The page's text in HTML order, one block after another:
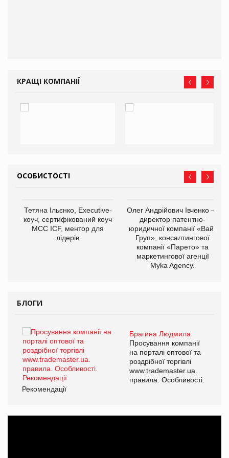
КРАЩІ КОМПАНІЇ
ОСОБИСТОСТІ
Тетяна Ільєнко, Executive-
коуч, сертифікований коуч
МСС ICF, ментор для
лідерів
Олег Андрійович Івченко —
директор патентно-
юридичної компанії «Вайз
Груп», консалтингової
компанії «Парето» та
маркетингової агенції
Myka Agency.
БЛОГИ
Брагина Людмила
Просування компанії
на порталі оптової та
роздрібної торгівлі
www.trademaster.ua.
правила. Особливості.
Рекомендації